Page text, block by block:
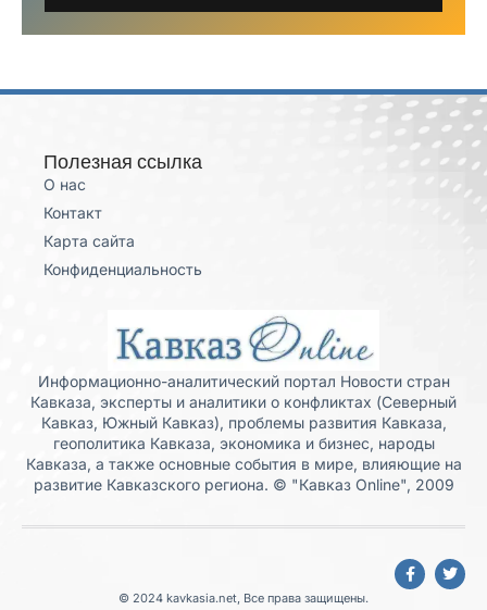
Полезная ссылка
О нас
Контакт
Карта сайта
Конфиденциальность
Информационно-аналитический портал Новости стран
Кавказа, эксперты и аналитики о конфликтах (Северный
Кавказ, Южный Кавказ), проблемы развития Кавказа,
геополитика Кавказа, экономика и бизнес, народы
Кавказа, а также основные события в мире, влияющие на
развитие Кавказского региона. © "Кавказ Online", 2009
© 2024 kavkasia.net, Все права защищены.